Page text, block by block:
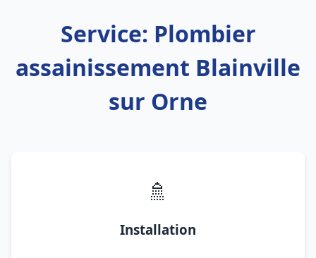
Service: Plombier
assainissement Blainville
sur Orne
🚿
Installation